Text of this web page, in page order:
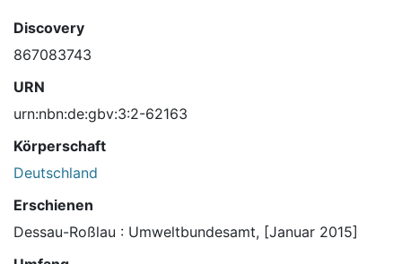
Discovery
867083743
URN
urn:nbn:de:gbv:3:2-62163
Körperschaft
Deutschland
Erschienen
Dessau-Roßlau : Umweltbundesamt, [Januar 2015]